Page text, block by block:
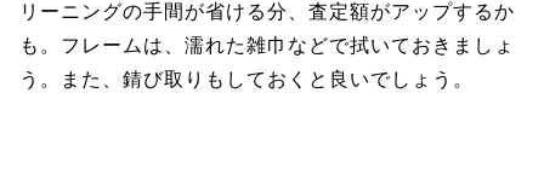
リーニングの手間が省ける分、査定額がアップするか
も。フレームは、濡れた雑巾などで拭いておきましょ
う。また、錆び取りもしておくと良いでしょう。